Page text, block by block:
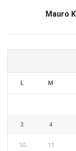
Mauro
L M
3 4
10 11